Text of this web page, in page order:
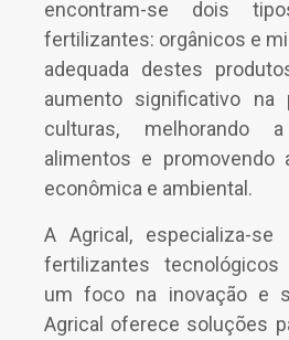
encontram-se dois
fertilizantes: orgânicos e
adequada destes
aumento significativo na
culturas, melhorando
alimentos e promovendo
econômica e ambiental.
A Agrical, especializa-
fertilizantes tecnológicos
um foco na inovação e
Agrical oferece soluções